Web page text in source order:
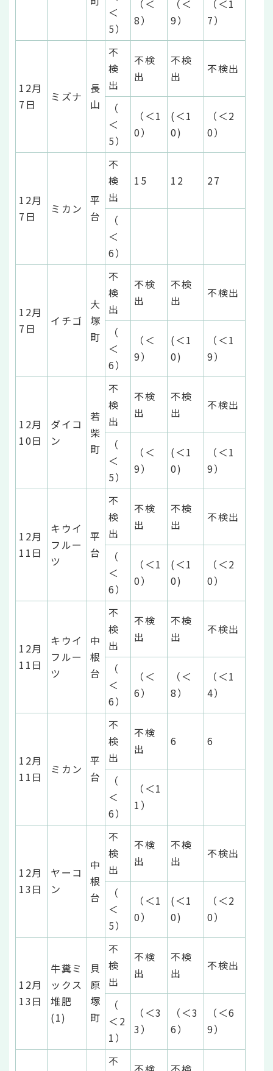
＜
5）
（＜
8）
（＜
9）
（＜1
7）
12月
7日
ミズナ
長
山
不
検
出
不検
出
不検
出
不検出
（
＜
5）
（＜1
0）
(＜1
0)
（＜2
0）
12月
7日
ミカン
平
台
不
検
出
15 12 27
（
＜
6）
12月
7日
イチゴ
大
塚
町
不
検
出
不検
出
不検
出
不検出
（
＜
6）
（＜
9）
(＜1
0)
（＜1
9）
12月
10日
ダイコ
ン
若
柴
町
不
検
出
不検
出
不検
出
不検出
（
＜
5）
（＜
9）
(＜1
0)
（＜1
9）
12月
11日
キウイ
フルー
ツ
平
台
不
検
出
不検
出
不検
出
不検出
（
＜
6）
（＜1
0）
(＜1
0)
（＜2
0）
12月
11日
キウイ
フルー
ツ
中
根
台
不
検
出
不検
出
不検
出
不検出
（
＜
6）
（＜
6）
（＜
8）
（＜1
4）
12月
11日
ミカン
平
台
不
検
出
不検
出
6 6
（
＜
6）
（＜1
1）
12月
13日
ヤーコ
ン
中
根
台
不
検
出
不検
出
不検
出
不検出
（
＜
5）
（＜1
0）
(＜1
0)
（＜2
0）
12月
13日
牛糞ミ
ックス
堆肥
(1)
貝
原
塚
町
不
検
出
不検
出
不検
出
不検出
（
＜2
1）
（＜3
3）
（＜3
6）
（＜6
9）
不